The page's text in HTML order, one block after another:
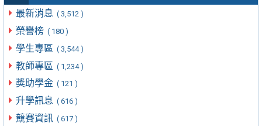
最新消息 ( 3,512 )
榮譽榜 ( 180 )
學生專區 ( 3,544 )
教師專區 ( 1,234 )
獎助學金 ( 121 )
升學訊息 ( 616 )
競賽資訊 ( 617 )